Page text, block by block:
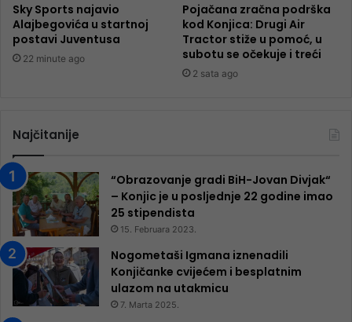
Sky Sports najavio
Alajbegovića u startnoj
postavi Juventusa
22 minute ago
Pojačana zračna podrška
kod Konjica: Drugi Air
Tractor stiže u pomoć, u
subotu se očekuje i treći
2 sata ago
Najčitanije
“Obrazovanje gradi BiH-Jovan Divjak“
– Konjic je u posljednje 22 godine imao
25 ​​stipendista
15. Februara 2023.
Nogometaši Igmana iznenadili
Konjičanke cvijećem i besplatnim
ulazom na utakmicu
7. Marta 2025.